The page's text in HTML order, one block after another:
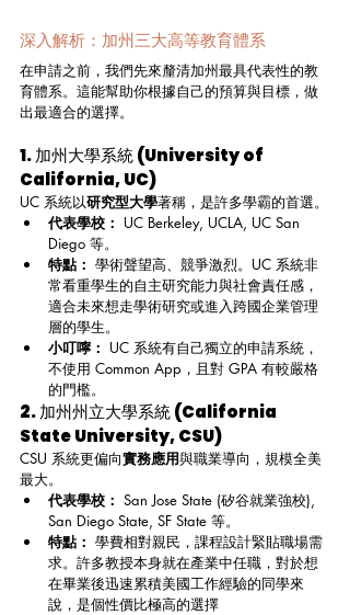
深入解析：加州三大高等教育體系
在申請之前，我們先來釐清加州最具代表性的教
育體系。這能幫助你根據自己的預算與目標，做
出最適合的選擇。
1. 加州大學系統 (University of
California, UC)
UC 系統以研究型大學著稱，是許多學霸的首選。
代表學校： UC Berkeley, UCLA, UC San
Diego 等。
特點： 學術聲望高、競爭激烈。UC 系統非
常看重學生的自主研究能力與社會責任感，
適合未來想走學術研究或進入跨國企業管理
層的學生。
小叮嚀： UC 系統有自己獨立的申請系統，
不使用 Common App，且對 GPA 有較嚴格
的門檻。
2. 加州州立大學系統 (California
State University, CSU)
CSU 系統更偏向實務應用與職業導向，規模全美
最大。
代表學校： San Jose State (矽谷就業強校),
San Diego State, SF State 等。
特點： 學費相對親民，課程設計緊貼職場需
求。許多教授本身就在產業中任職，對於想
在畢業後迅速累積美國工作經驗的同學來
說，是個性價比極高的選擇